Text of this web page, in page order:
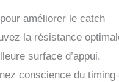
améliorer le catch
la résistance
surface d’appui.
conscience du